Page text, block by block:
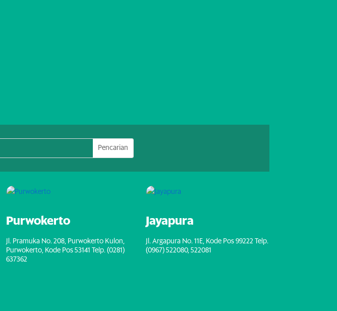
Purwokerto
Jl. Pramuka No. 208, Purwokerto Kulon,
Purwokerto, Kode Pos 53141 Telp. (0281)
637362
Jayapura
Jl. Argapura No. 11E, Kode Pos 99222 Telp.
(0967) 522080, 522081